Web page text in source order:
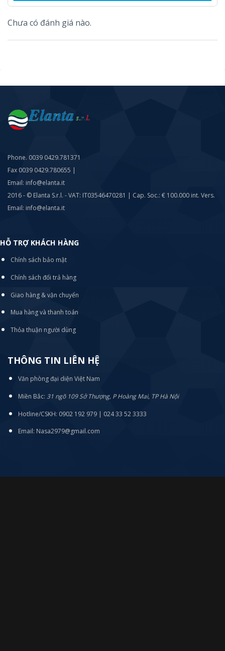
Chưa có đánh giá nào.
Phone. 0039 0429.781371
Fax 0039 0429.780655 |
Email: info@elanta.it
2016 - © Elanta S.r.l. - VAT: IT03546470281 | Cap. Soc.: € 100.000 int. Vers.
Email: info@elanta.it
HỖ TRỢ KHÁCH HÀNG
Chính sách bảo mật
Chính sách đổi trả hàng
Giao hàng & vận chuyển
Mua hàng và thanh toán
Thỏa thuận người dùng
THÔNG TIN LIÊN HỆ
Văn phòng đại diện Việt Nam
Miền Bắc: 31 ngõ 109 Sở Thượng, P Hoàng Mai, TP Hà Nội
Hotline/CSKH: 0902 192 979 | 024 33 52 3333
Email: Nasa2979@gmail.com